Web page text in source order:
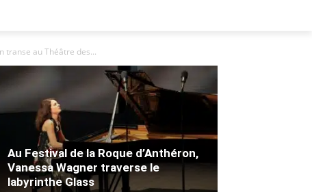
transe au Théâtre des...
Au Festival de la Roque d’Anthéron,
Vanessa Wagner traverse le
labyrinthe Glass